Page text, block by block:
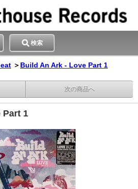
検索
＞ Build An Ark - Love Part 1
次の商品へ
Part 1